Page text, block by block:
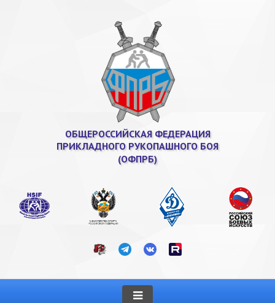
ОБЩЕРОССИЙСКАЯ ФЕДЕРАЦИЯ
ПРИКЛАДНОГО РУКОПАШНОГО БОЯ
(ОФПРБ)